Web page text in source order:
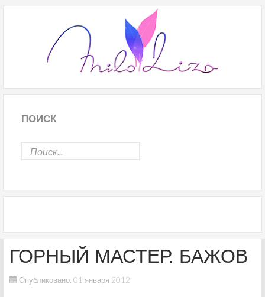
ПОИСК
ГОРНЫЙ МАСТЕР. БАЖОВ
Опубликовано: 01 января 2012